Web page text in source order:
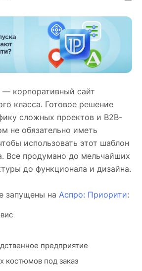
— корпоративный сайт
класса. Готовое решение
сложных проектов и B2B-
не обязательно иметь
использовать этот шаблон
Все продумано до мельчайших
до функционала и дизайна.
запущены на Аспро: Приорити:
предприятие
костюмов под заказ